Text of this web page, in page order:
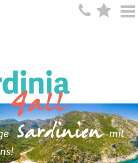
Sardinien mit